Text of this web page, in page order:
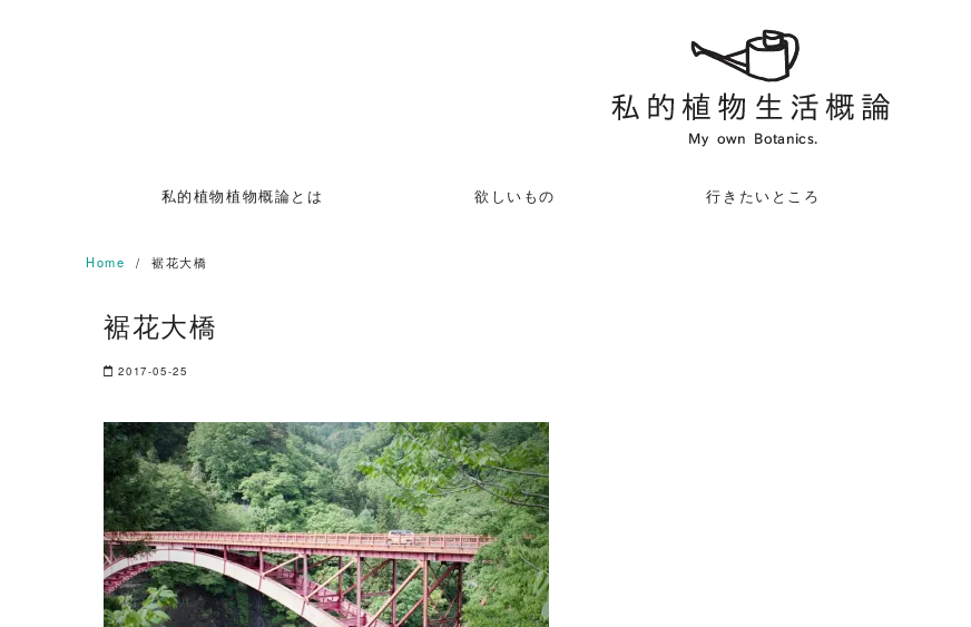
私的植物植物概論とは 欲しいもの 行きたいところ
Home 裾花大橋
裾花大橋
2017-05-25